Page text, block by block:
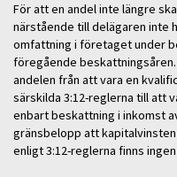
För att en andel inte längre
närstående till delägaren inte
omfattning i företaget under
föregående
andelen från att vara en
särskilda 3:12-reglerna till att
enbartbeskattning i inkomst
gränsbelopp att kapitalvinsten
enligt 3:12-reglerna finns